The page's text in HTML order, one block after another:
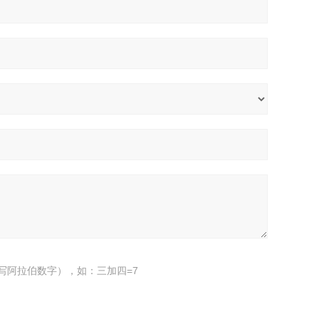
阿拉伯数字），如：三加四=7